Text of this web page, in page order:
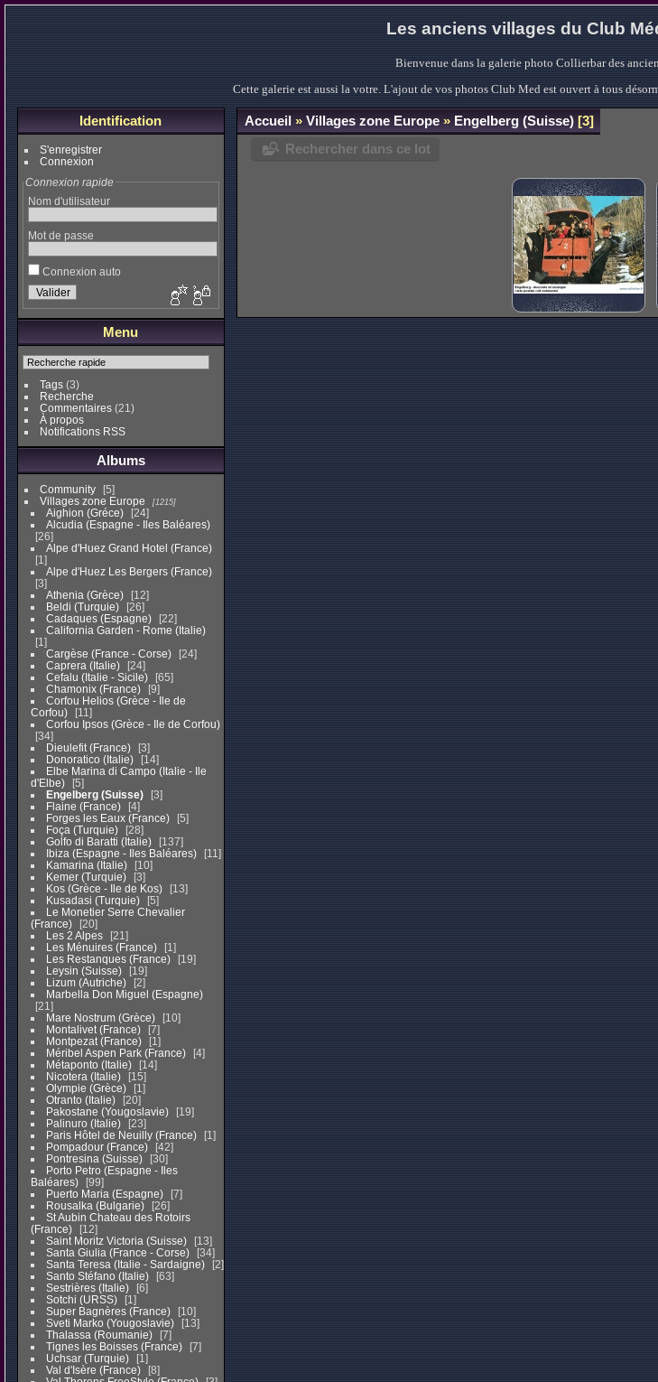
Les anciens villages du Club
Bienvenue dans la galerie photo Collierbar des
Cette galerie est aussi la votre. L'ajout de vos photos Club Med est ouvert à tous
Identification
S'enregistrer
Connexion
Connexion rapide
Nom d'utilisateur
Mot de passe
Connexion auto
Menu
Tags(3)
Recherche
Commentaires(21)
À propos
Notifications RSS
Albums
Community
5
Villages zone Europe
1215
Aighion (Gréce)
24
Alcudia (Espagne - Iles Baléares)
26
Alpe d'Huez Grand Hotel (France)
1
Alpe d'Huez Les Bergers (France)
3
Athenia (Grèce)
12
Beldi (Turquie)
26
Cadaques (Espagne)
22
California Garden - Rome (Italie)
1
Cargèse (France - Corse)
24
Caprera (Italie)
24
Cefalu (Italie - Sicile)
65
Chamonix (France)
9
Corfou Helios (Grèce - Ile de
Corfou)
11
Corfou Ipsos (Grèce - Ile de Corfou)
34
Dieulefit (France)
3
Donoratico (Italie)
14
Elbe Marina di Campo (Italie - Ile
d'Elbe)
5
Engelberg (Suisse)
3
Flaine (France)
4
Forges les Eaux (France)
5
Foça (Turquie)
28
Golfo di Baratti (Italie)
137
Ibiza (Espagne - Iles Baléares)
11
Kamarina (Italie)
10
Kemer (Turquie)
3
Kos (Grèce - Ile de Kos)
13
Kusadasi (Turquie)
5
Le Monetier Serre Chevalier
(France)
20
Les 2 Alpes
21
Les Ménuires (France)
1
Les Restanques (France)
19
Leysin (Suisse)
19
Lizum (Autriche)
2
Marbella Don Miguel (Espagne)
21
Mare Nostrum (Grèce)
10
Montalivet (France)
7
Montpezat (France)
1
Méribel Aspen Park (France)
4
Métaponto (Italie)
14
Nicotera (Italie)
15
Olympie (Grèce)
1
Otranto (Italie)
20
Pakostane (Yougoslavie)
19
Palinuro (Italie)
23
Paris Hôtel de Neuilly (France)
1
Pompadour (France)
42
Pontresina (Suisse)
30
Porto Petro (Espagne - Iles
Baléares)
99
Puerto Maria (Espagne)
7
Rousalka (Bulgarie)
26
St Aubin Chateau des Rotoirs
(France)
12
Saint Moritz Victoria (Suisse)
13
Santa Giulia (France - Corse)
34
Santa Teresa (Italie - Sardaigne)
2
Santo Stéfano (Italie)
63
Sestrières (Italie)
6
Sotchi (URSS)
1
Super Bagnères (France)
10
Sveti Marko (Yougoslavie)
13
Thalassa (Roumanie)
7
Tignes les Boisses (France)
7
Uchsar (Turquie)
1
Val d'Isère (France)
8
Accueil» Villages zone Europe» Engelberg (Suisse) 3
Rechercher dans ce lot